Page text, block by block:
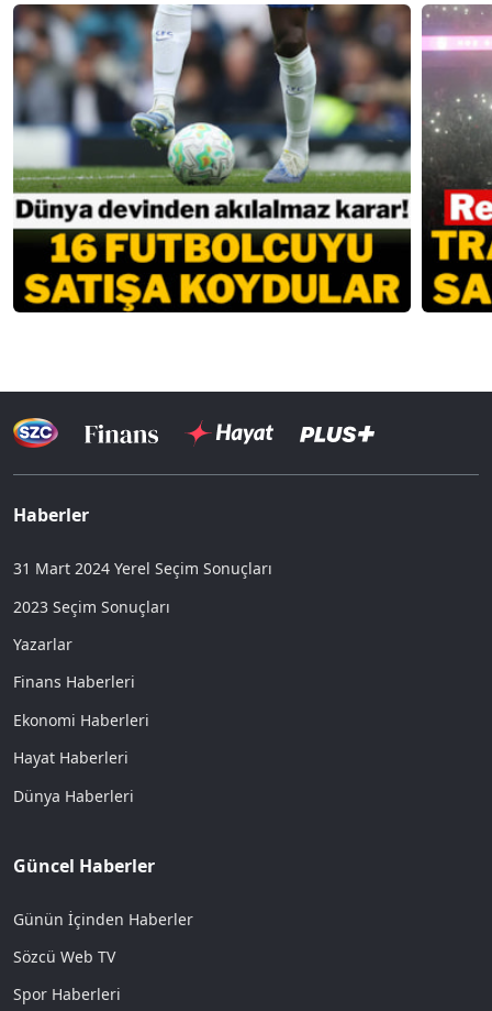
Haberler
31 Mart 2024 Yerel Seçim Sonuçları
2023 Seçim Sonuçları
Yazarlar
Finans Haberleri
Ekonomi Haberleri
Hayat Haberleri
Dünya Haberleri
Güncel Haberler
Günün İçinden Haberler
Sözcü Web TV
Spor Haberleri